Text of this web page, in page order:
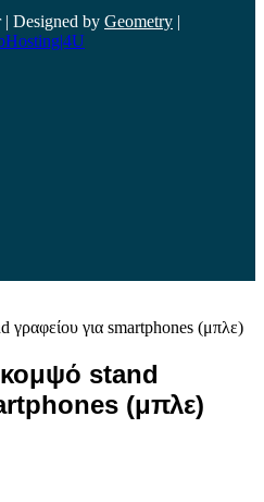
Designed by Geometry |
stand
(μπλε)